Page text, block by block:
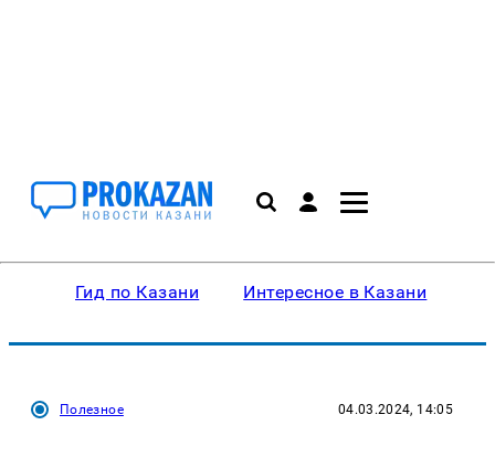
Гид по Казани Интересное в Казани
Полезное 04.03.2024, 14:05